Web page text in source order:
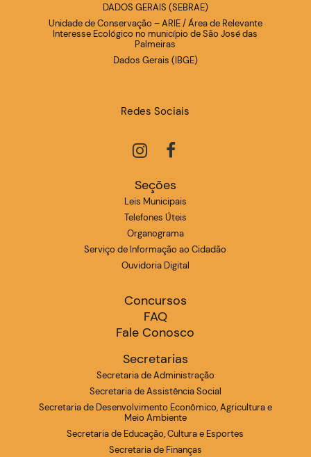
DADOS GERAIS (SEBRAE)
Unidade de Conservação – ARIE / Área de Relevante
Interesse Ecológico no município de São José das
Palmeiras
Dados Gerais (IBGE)
Redes Sociais
Seções
Leis Municipais
Telefones Úteis
Organograma
Serviço de Informação ao Cidadão
Ouvidoria Digital
Concursos
FAQ
Fale Conosco
Secretarias
Secretaria de Administração
Secretaria de Assistência Social
Secretaria de Desenvolvimento Econômico, Agricultura e
Meio Ambiente
Secretaria de Educação, Cultura e Esportes
Secretaria de Finanças